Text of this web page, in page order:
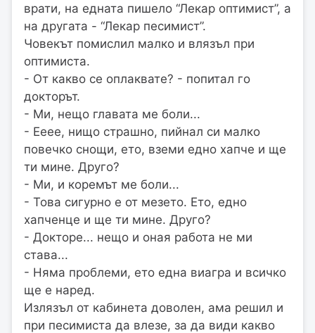
врати, на едната пишело “Лекар оптимист”, а
на другата - “Лекар песимист”.
Човекът помислил малко и влязъл при
оптимиста.
- От какво се оплаквате? - попитал го
докторът.
- Ми, нещо главата ме боли...
- Ееее, нищо страшно, пийнал си малко
повечко снощи, ето, вземи едно хапче и ще
ти мине. Друго?
- Ми, и коремът ме боли...
- Това сигурно е от мезето. Ето, едно
хапченце и ще ти мине. Друго?
- Докторе... нещо и оная работа не ми
става...
- Няма проблеми, ето една виагра и всичко
ще е наред.
Излязъл от кабинета доволен, ама решил и
при песимиста да влезе, за да види какво